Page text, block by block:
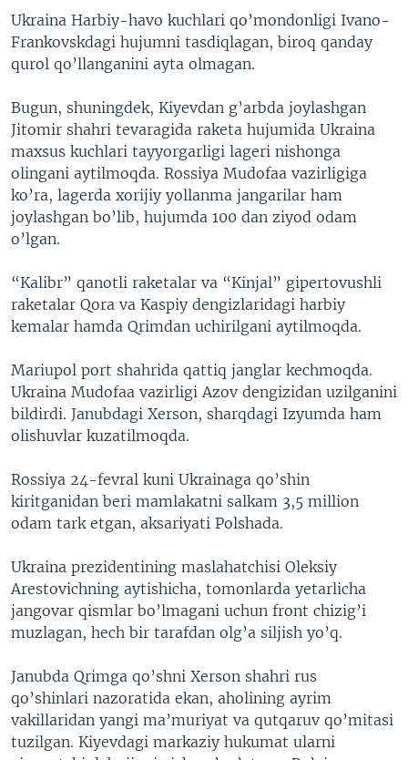
Ukraina Harbiy-havo kuchlari qo’mondonligi Ivano-
Frankovskdagi hujumni tasdiqlagan, biroq qanday
qurol qo’llanganini ayta olmagan.
Bugun, shuningdek, Kiyevdan g’arbda joylashgan
Jitomir shahri tevaragida raketa hujumida Ukraina
maxsus kuchlari tayyorgarligi lageri nishonga
olingani aytilmoqda. Rossiya Mudofaa vazirligiga
ko’ra, lagerda xorijiy yollanma jangarilar ham
joylashgan bo’lib, hujumda 100 dan ziyod odam
o’lgan.
“Kalibr” qanotli raketalar va “Kinjal” gipertovushli
raketalar Qora va Kaspiy dengizlaridagi harbiy
kemalar hamda Qrimdan uchirilgani aytilmoqda.
Mariupol port shahrida qattiq janglar kechmoqda.
Ukraina Mudofaa vazirligi Azov dengizidan uzilganini
bildirdi. Janubdagi Xerson, sharqdagi Izyumda ham
olishuvlar kuzatilmoqda.
Rossiya 24-fevral kuni Ukrainaga qo’shin
kiritganidan beri mamlakatni salkam 3,5 million
odam tark etgan, aksariyati Polshada.
Ukraina prezidentining maslahatchisi Oleksiy
Arestovichning aytishicha, tomonlarda yetarlicha
jangovar qismlar bo’lmagani uchun front chizig’i
muzlagan, hech bir tarafdan olg’a siljish yo’q.
Janubda Qrimga qo’shni Xerson shahri rus
qo’shinlari nazoratida ekan, aholining ayrim
vakillaridan yangi ma’muriyat va qutqaruv qo’mitasi
tuzilgan. Kiyevdagi markaziy hukumat ularni